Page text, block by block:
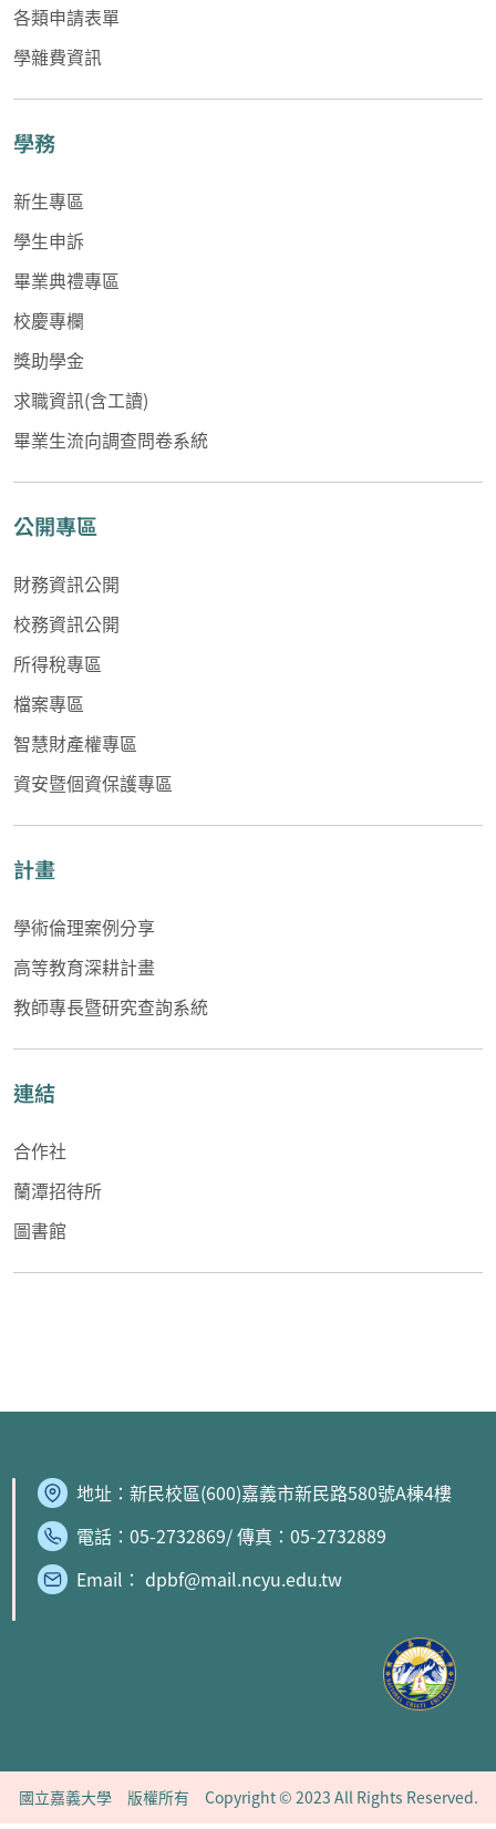
各類申請表單
學雜費資訊
學務
新生專區
學生申訴
畢業典禮專區
校慶專欄
獎助學金
求職資訊(含工讀)
畢業生流向調查問卷系統
公開專區
財務資訊公開
校務資訊公開
所得稅專區
檔案專區
智慧財產權專區
資安暨個資保護專區
計畫
學術倫理案例分享
高等教育深耕計畫
教師專長暨研究查詢系統
連結
合作社
蘭潭招待所
圖書館
地址： 新民校區(600)嘉義市新民路580號A棟4樓
電話：05-2732869/ 傳真：05-2732889
Email： dpbf@mail.ncyu.edu.tw
國立嘉義大學 版權所有 Copyright © 2023 All Rights Reserved.